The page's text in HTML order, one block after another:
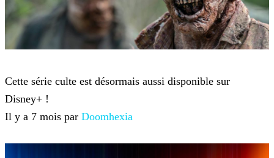
Cette série culte est désormais aussi disponible sur
Disney+ !
Il y a 7 mois par Doomhexia